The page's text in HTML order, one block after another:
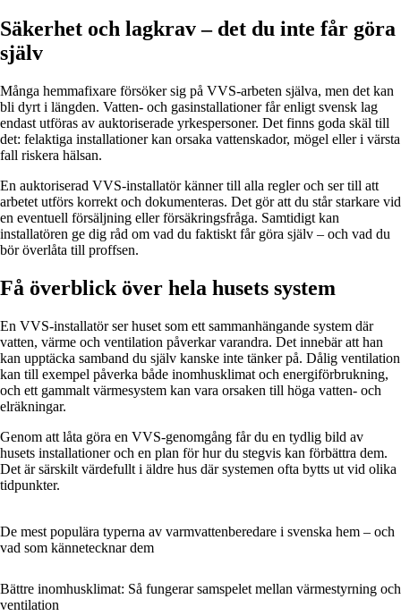
Säkerhet och lagkrav – det du inte får göra
själv
Många hemmafixare försöker sig på VVS-arbeten själva, men det kan
bli dyrt i längden. Vatten- och gasinstallationer får enligt svensk lag
endast utföras av auktoriserade yrkespersoner. Det finns goda skäl till
det: felaktiga installationer kan orsaka vattenskador, mögel eller i värsta
fall riskera hälsan.
En auktoriserad VVS-installatör känner till alla regler och ser till att
arbetet utförs korrekt och dokumenteras. Det gör att du står starkare vid
en eventuell försäljning eller försäkringsfråga. Samtidigt kan
installatören ge dig råd om vad du faktiskt får göra själv – och vad du
bör överlåta till proffsen.
Få överblick över hela husets system
En VVS-installatör ser huset som ett sammanhängande system där
vatten, värme och ventilation påverkar varandra. Det innebär att han
kan upptäcka samband du själv kanske inte tänker på. Dålig ventilation
kan till exempel påverka både inomhusklimat och energiförbrukning,
och ett gammalt värmesystem kan vara orsaken till höga vatten- och
elräkningar.
Genom att låta göra en VVS-genomgång får du en tydlig bild av
husets installationer och en plan för hur du stegvis kan förbättra dem.
Det är särskilt värdefullt i äldre hus där systemen ofta bytts ut vid olika
tidpunkter.
De mest populära typerna av varmvattenberedare i svenska hem – och
vad som kännetecknar dem
Bättre inomhusklimat: Så fungerar samspelet mellan värmestyrning och
ventilation